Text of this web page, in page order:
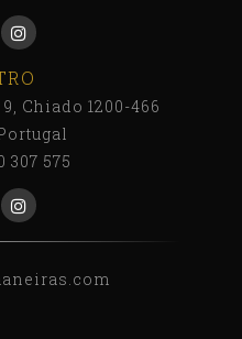
Chiado 1200-466
307 575